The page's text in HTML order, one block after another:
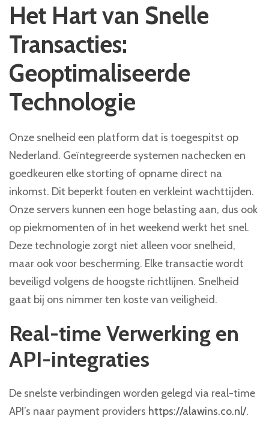
Het Hart van Snelle
Transacties:
Geoptimaliseerde
Technologie
Onze snelheid een platform dat is toegespitst op
Nederland. Geïntegreerde systemen nachecken en
goedkeuren elke storting of opname direct na
inkomst. Dit beperkt fouten en verkleint wachttijden.
Onze servers kunnen een hoge belasting aan, dus ook
op piekmomenten of in het weekend werkt het snel.
Deze technologie zorgt niet alleen voor snelheid,
maar ook voor bescherming. Elke transactie wordt
beveiligd volgens de hoogste richtlijnen. Snelheid
gaat bij ons nimmer ten koste van veiligheid.
Real-time Verwerking en
API-integraties
De snelste verbindingen worden gelegd via real-time
API’s naar payment providers https://alawins.co.nl/.